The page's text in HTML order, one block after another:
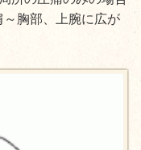
～胸部、上腕に広が